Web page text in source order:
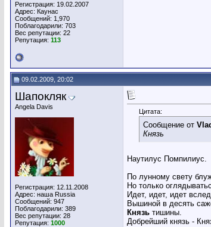
Регистрация: 19.02.2007
Адрес: Каунас
Сообщений: 1,970
Поблагодарили: 703
Вес репутации: 22
Репутация: 113
09.02.2009, 20:02
Шапокляк
Angela Davis
Регистрация: 12.11.2008
Адрес: наша Russia
Сообщений: 947
Поблагодарили: 389
Вес репутации: 28
Репутация: 1000
Цитата:
Сообщение от
Князь
Наутилус Помпилиус.
По лунному свету
Но только
Идет, идет, идет
Вышиной в десять
Князь тишины.
Добрейший князь -